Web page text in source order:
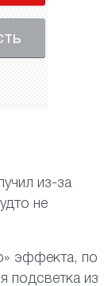
из-за
не
эффекта, по
подсветка из